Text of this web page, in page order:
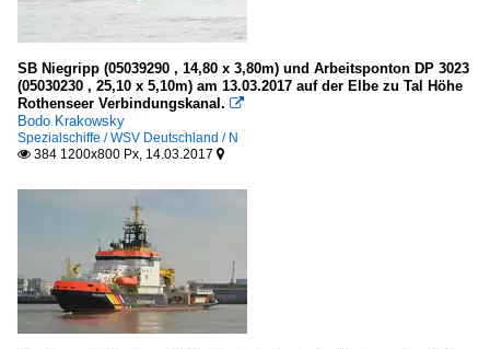
SB Niegripp (05039290 , 14,80 x 3,80m) und Arbeitsponton DP 3023
(05030230 , 25,10 x 5,10m) am 13.03.2017 auf der Elbe zu Tal Höhe
Rothenseer Verbindungskanal. 
Bodo Krakowsky
Spezialschiffe / WSV Deutschland / N
 384 1200x800 Px, 14.03.2017 